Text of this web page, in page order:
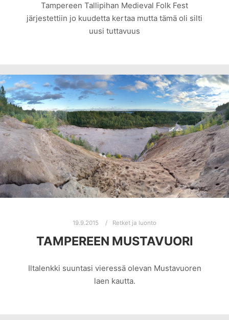
Tampereen Tallipihan Medieval Folk Fest
järjestettiin jo kuudetta kertaa mutta tämä oli silti
uusi tuttavuus
19.9.2015 Retket ja luonto
TAMPEREEN MUSTAVUORI
Iltalenkki suuntasi vieressä olevan Mustavuoren
laen kautta.